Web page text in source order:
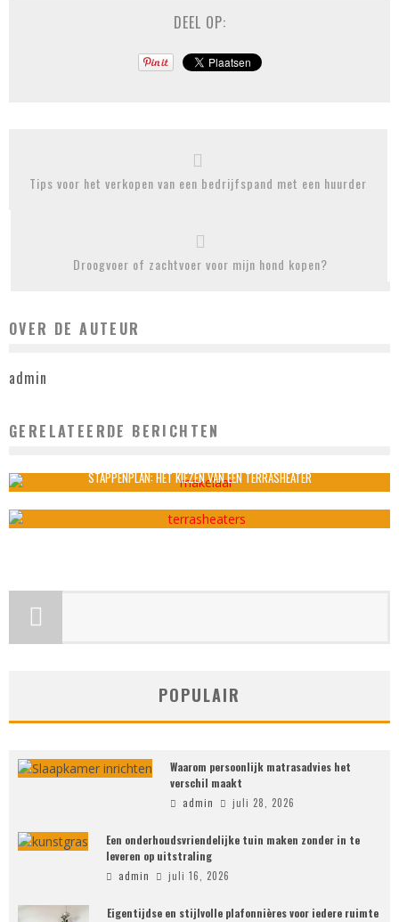
DEEL OP:
Tips voor het verkopen van een bedrijfspand met een huurder
Droogvoer of zachtvoer voor mijn hond kopen?
OVER DE AUTEUR
admin
GERELATEERDE BERICHTEN
WAAROM KIEZEN VOOR HOUTEN VERANDA’S
STAPPENPLAN: HET KIEZEN VAN EEN TERRASHEATER
POPULAIR
Waarom persoonlijk matrasadvies het
verschil maakt
admin juli 28, 2026
Een onderhoudsvriendelijke tuin maken zonder in te
leveren op uitstraling
admin juli 16, 2026
Eigentijdse en stijlvolle plafonnières voor iedere ruimte